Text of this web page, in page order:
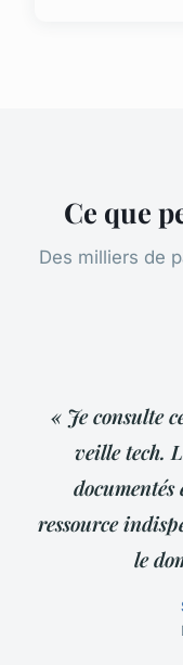
Ce que
Des milliers de
« Je consulte
veille tech.
ressource
le